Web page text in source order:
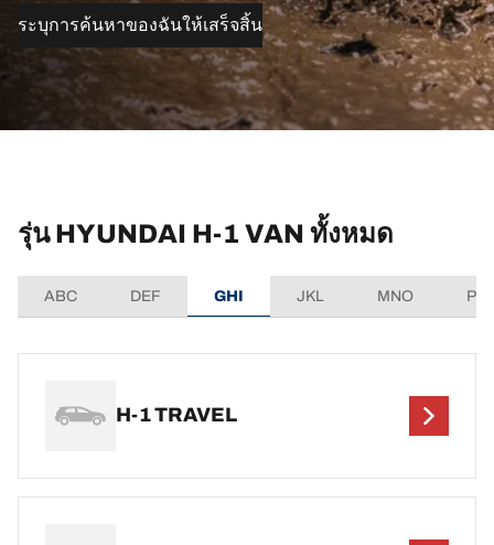
ระบุการค้นหาของฉันให้เสร็จสิ้น
รุ่น HYUNDAI H-1 VAN ทั้งหมด
ABC DEF GHI JKL MNO
H-1 TRAVEL